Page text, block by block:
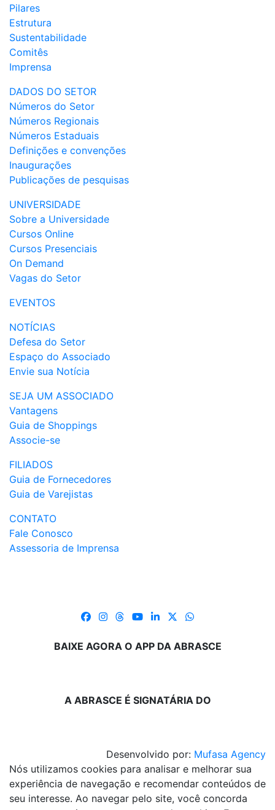
Pilares
Estrutura
Sustentabilidade
Comitês
Imprensa
DADOS DO SETOR
Números do Setor
Números Regionais
Números Estaduais
Definições e convenções
Inaugurações
Publicações de pesquisas
UNIVERSIDADE
Sobre a Universidade
Cursos Online
Cursos Presenciais
On Demand
Vagas do Setor
EVENTOS
NOTÍCIAS
Defesa do Setor
Espaço do Associado
Envie sua Notícia
SEJA UM ASSOCIADO
Vantagens
Guia de Shoppings
Associe-se
FILIADOS
Guia de Fornecedores
Guia de Varejistas
CONTATO
Fale Conosco
Assessoria de Imprensa
BAIXE AGORA O APP DA ABRASCE
A ABRASCE É SIGNATÁRIA DO
Desenvolvido por: Mufasa Agency
Nós utilizamos cookies para analisar e melhorar sua
experiência de navegação e recomendar conteúdos de
seu interesse. Ao navegar pelo site, você concorda